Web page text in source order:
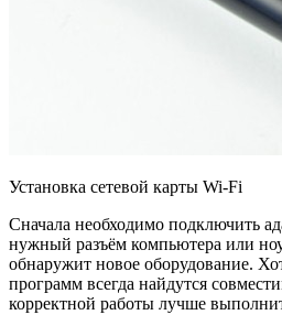
Установка сетевой карты Wi-Fi
Сначала необходимо подключить
нужный разъём компьютера или
обнаружит новое оборудование.
программ всегда найдутся
корректной работы лучше